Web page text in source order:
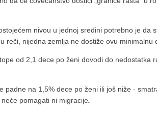
nivou u jednoj sredini potrebno je
reči, nijedna zemlja ne dostiže ovu
od 2,1 dece po ženi dovodi do
padne na 1,5% dece po ženi ili još niže -
pomagati ni migracije.